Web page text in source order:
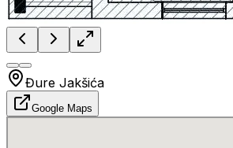
Đure Jakšića
Google Maps